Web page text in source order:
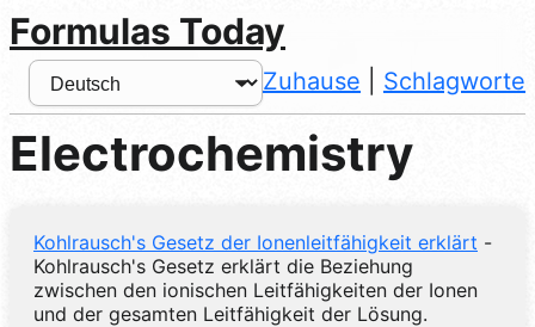
Formulas Today
Zuhause Schlagworte
Electrochemistry
Kohlrausch's Gesetz der Ionenleitfähigkeit erklärt -
Kohlrausch's Gesetz erklärt die Beziehung
zwischen den ionischen Leitfähigkeiten der Ionen
und der gesamten Leitfähigkeit der Lösung.